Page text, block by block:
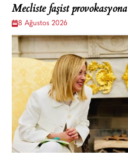
Mecliste faşist
8 Ağustos 2026